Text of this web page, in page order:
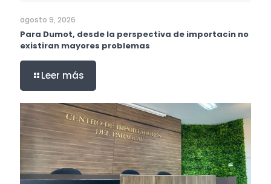
agosto 9, 2026
Para Dumot, desde la perspectiva de importacin no
existiran mayores problemas
Leer más